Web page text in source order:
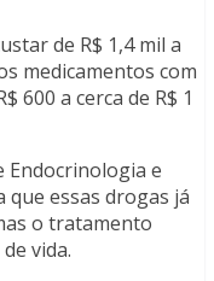
de R$ 1,4 mil a
medicamentos com
600 a cerca de R$ 1
Endocrinologia e
essas drogas já
o tratamento
vida.